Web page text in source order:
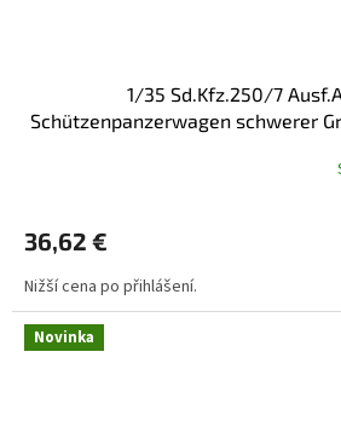
1/35 Sd.Kfz.250/7
Schützenpanzerwagen schwerer
36,62 €
Nižší cena po přihlášení.
Novinka